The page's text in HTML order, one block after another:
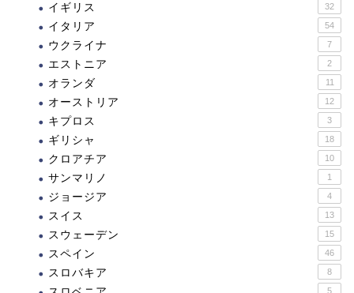
イギリス 32
イタリア 54
ウクライナ 7
エストニア 2
オランダ 11
オーストリア 12
キプロス 3
ギリシャ 18
クロアチア 10
サンマリノ 1
ジョージア 4
スイス 13
スウェーデン 15
スペイン 46
スロバキア 8
5